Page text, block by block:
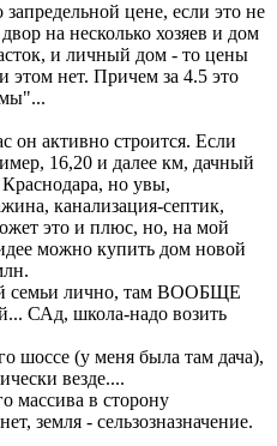
цене, если это не
на несколько хозяев и дом
и личный дом - то цены
этом нет. Причем за 4.5 это
он активно строится. Если
16,20 и далее км, дачный
но увы,
канализация-септик,
это и плюс, но, на мой
можно купить дом новой
семьи лично, там ВООБЩЕ
САд, школа-надо возить
шоссе (у меня была там дача),
везде....
массива в сторону
земля - сельзозназначение.